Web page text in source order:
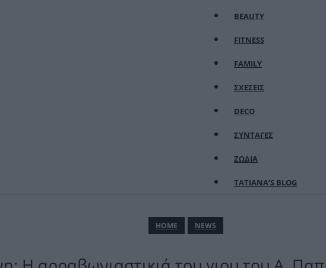
BEAUTY
FITNESS
FAMILY
ΣΧΕΣΕΙΣ
DECO
ΣΥΝΤΑΓΕΣ
ΖΩΔΙΑ
TATIANA’S BLOG
ΗΟΜΕ NEWS